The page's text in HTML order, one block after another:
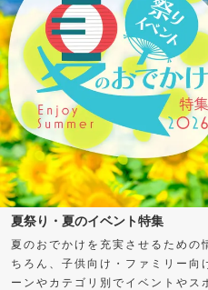
夏祭り・夏のイベント特集
夏のおでかけを充実させるための
ちろん、子供向け・ファミリー向
ーンやカテゴリ別でイベントや